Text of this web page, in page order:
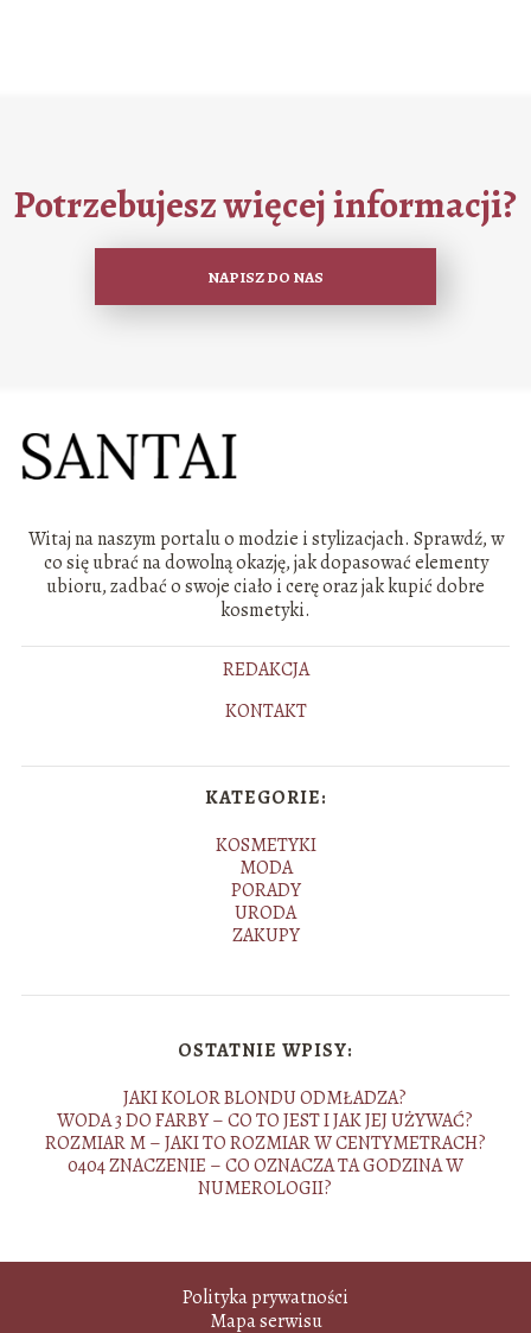
Potrzebujesz więcej informacji?
NAPISZ DO NAS
Witaj na naszym portalu o modzie i stylizacjach. Sprawdź, w
co się ubrać na dowolną okazję, jak dopasować elementy
ubioru, zadbać o swoje ciało i cerę oraz jak kupić dobre
kosmetyki.
REDAKCJA
KONTAKT
KATEGORIE:
KOSMETYKI
MODA
PORADY
URODA
ZAKUPY
OSTATNIE WPISY:
JAKI KOLOR BLONDU ODMŁADZA?
WODA 3 DO FARBY – CO TO JEST I JAK JEJ UŻYWAĆ?
ROZMIAR M – JAKI TO ROZMIAR W CENTYMETRACH?
0404 ZNACZENIE – CO OZNACZA TA GODZINA W
NUMEROLOGII?
Polityka prywatności
Mapa serwisu